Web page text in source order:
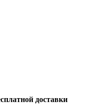
доставки